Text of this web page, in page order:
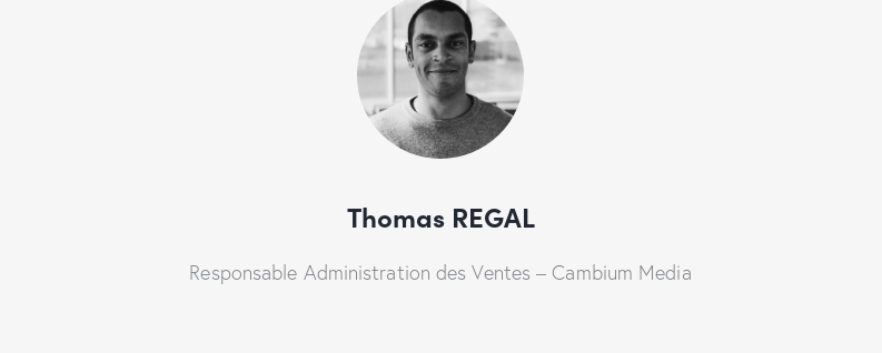
Thomas REGAL
Responsable Administration des Ventes – Cambium Media